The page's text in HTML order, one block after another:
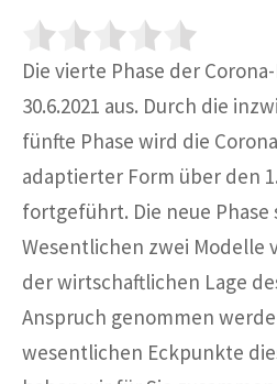
Die vierte Phase der
30.6.2021 aus. Durch die
fünfte Phase wird die
adaptierter Form über den
fortgeführt. Die neue Phase
Wesentlichen zwei Modelle
der wirtschaftlichen Lage
Anspruch genommen
wesentlichen Eckpunkte